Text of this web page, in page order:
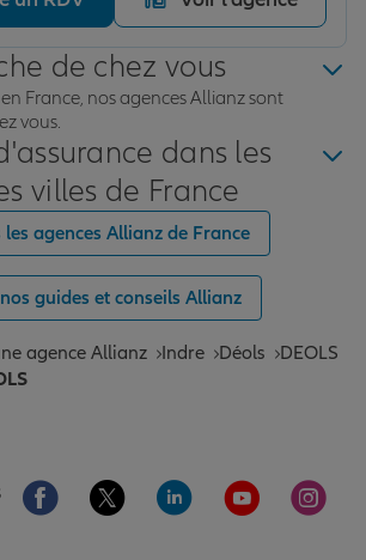
de chez vous
France, nos agences Allianz sont
vous.
dans les
villes de France
les agences Allianz de France
guides et conseils Allianz
agence Allianz Indre Déols
DEOLS
Aller sur la page Facebook de Allianz
Aller sur la page Twitter de
Aller sur la page
Aller sur la
Aller